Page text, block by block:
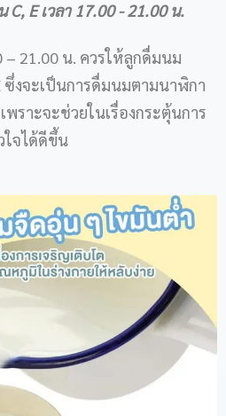
E เวลา 17.00 - 21.00 น.
– 21.00 น. ควรให้ลูกดื่มนม
ซึ่งจะเป็นการดื่มนมตามนาฬิกา
ราะจะช่วยในเรื่องกระตุ้นการ
ใจได้ดีขึ้น